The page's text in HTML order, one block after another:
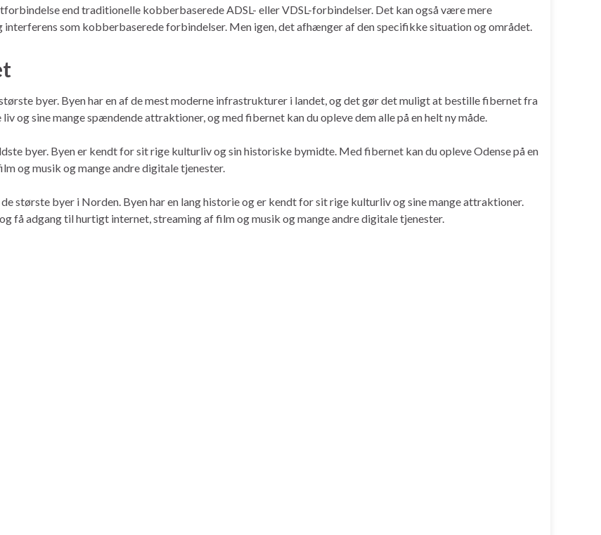
end traditionelle kobberbaserede ADSL- eller VDSL-forbindelser. Det kan også være mere
som kobberbaserede forbindelser. Men igen, det afhænger af den specifikke situation og området.
byer. Byen har en af de mest moderne infrastrukturer i landet, og det gør det muligt at bestille fibernet fra
og sine mange spændende attraktioner, og med fibernet kan du opleve dem alle på en helt ny måde.
byer. Byen er kendt for sit rige kulturliv og sin historiske bymidte. Med fibernet kan du opleve Odense på en
og musik og mange andre digitale tjenester.
største byer i Norden. Byen har en lang historie og er kendt for sit rige kulturliv og sine mange attraktioner.
få adgang til hurtigt internet, streaming af film og musik og mange andre digitale tjenester.